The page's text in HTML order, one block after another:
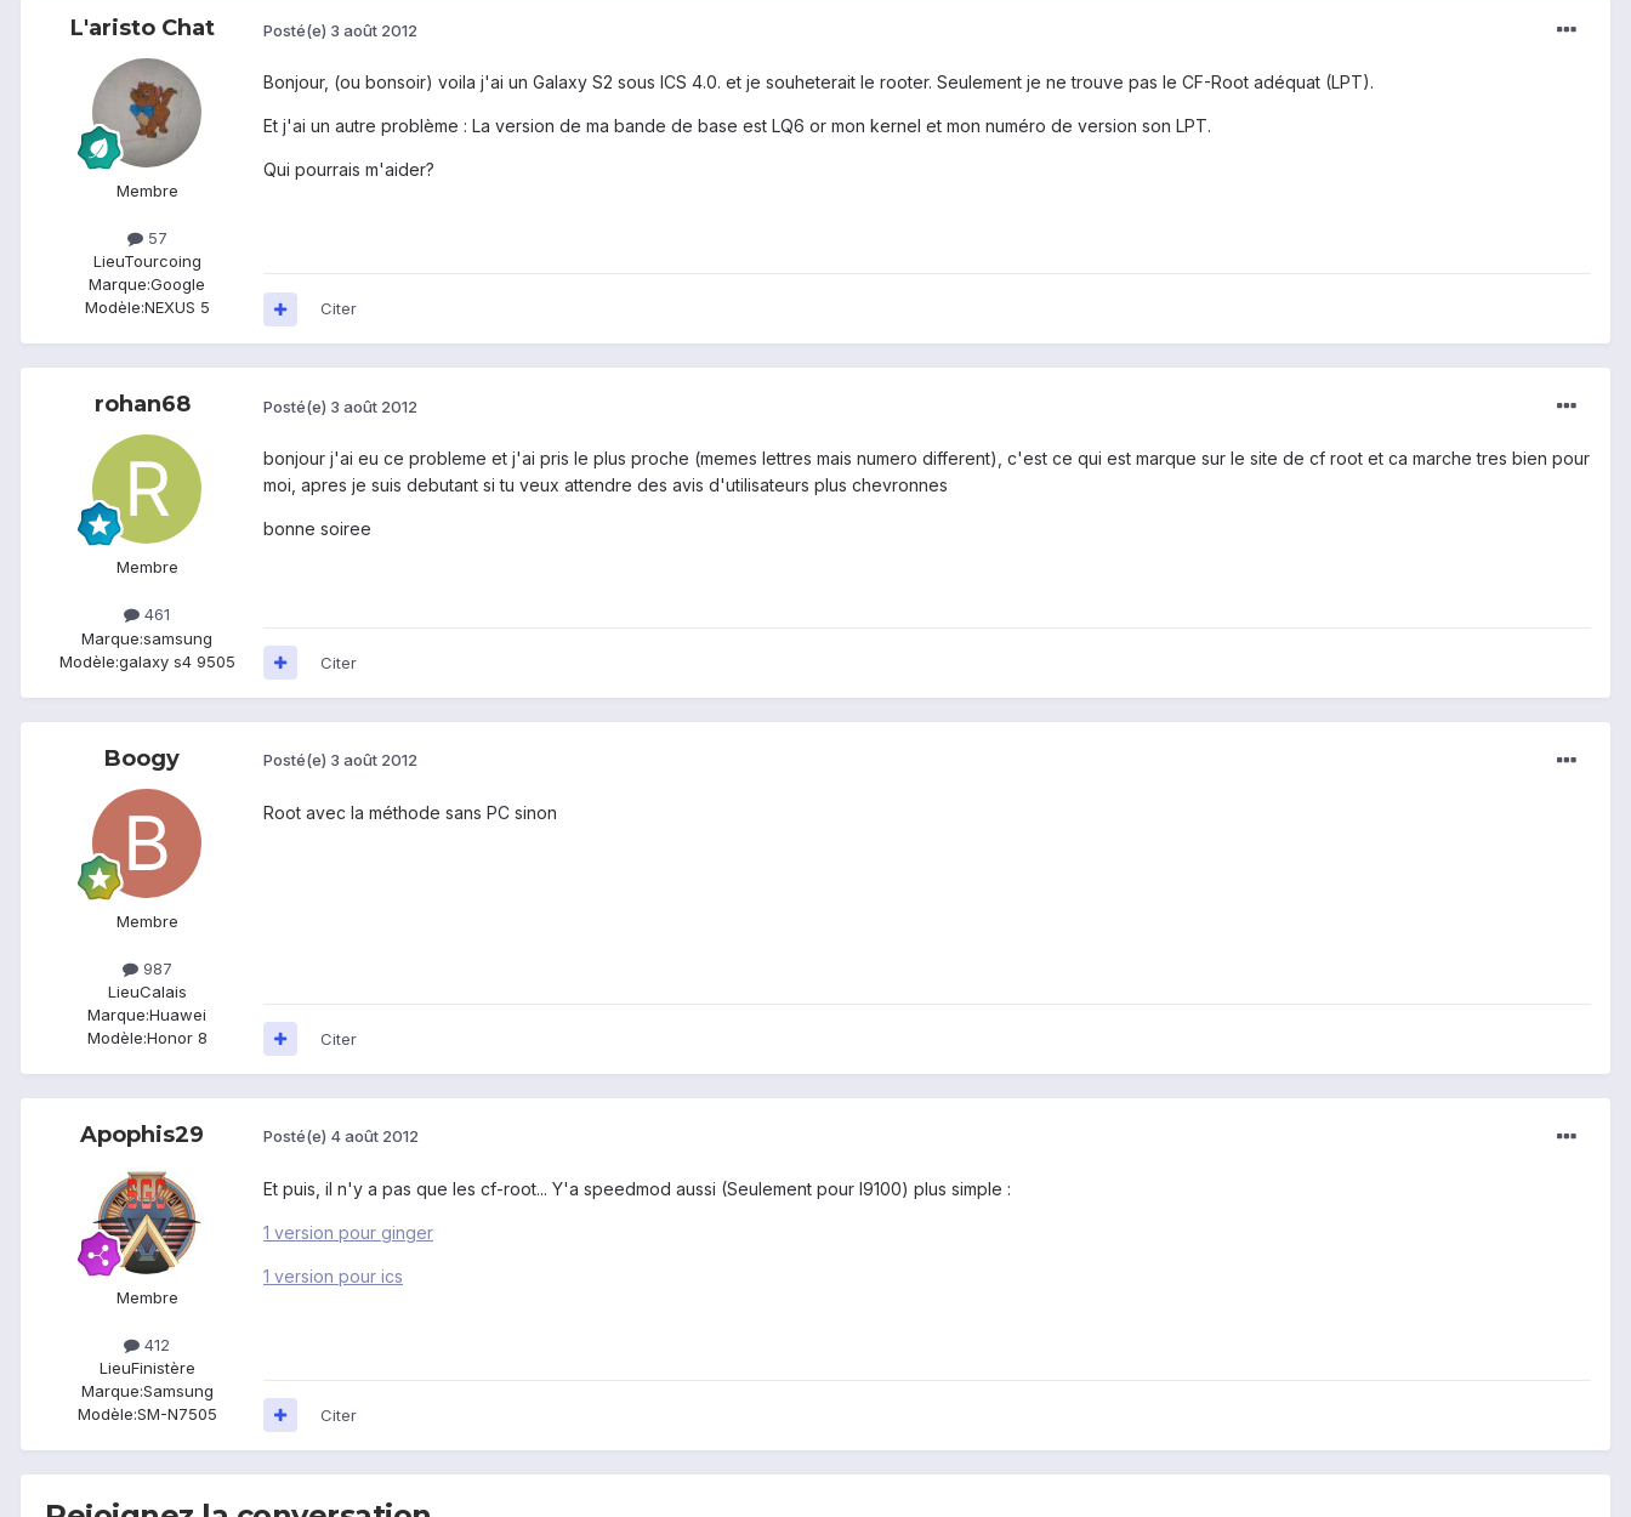
L'aristo Chat
Membre
57
LieuTourcoing
Marque:Google
Modèle:NEXUS 5
Posté(e) 3 août 2012
Bonjour, (ou bonsoir) voila j'ai un Galaxy S2 sous ICS 4.0. et je souheterait le rooter. Seulement je ne trouve pas le CF-Root adéquat (LPT).
Et j'ai un autre problème : La version de ma bande de base est LQ6 or mon kernel et mon numéro de version son LPT.
Qui pourrais m'aider?
Citer
rohan68
Membre
461
Marque:samsung
Modèle:galaxy s4 9505
Posté(e) 3 août 2012
bonjour j'ai eu ce probleme et j'ai pris le plus proche (memes lettres mais numero different), c'est ce qui est marque sur le site de cf root et ca marche tres bien pour
moi, apres je suis debutant si tu veux attendre des avis d'utilisateurs plus chevronnes
bonne soiree
Citer
Boogy
Membre
987
LieuCalais
Marque:Huawei
Modèle:Honor 8
Posté(e) 3 août 2012
Root avec la méthode sans PC sinon
Citer
Apophis29
Membre
412
LieuFinistère
Marque:Samsung
Modèle:SM-N7505
Posté(e) 4 août 2012
Et puis, il n'y a pas que les cf-root... Y'a speedmod aussi (Seulement pour I9100) plus simple :
1 version pour ginger
1 version pour ics
Citer